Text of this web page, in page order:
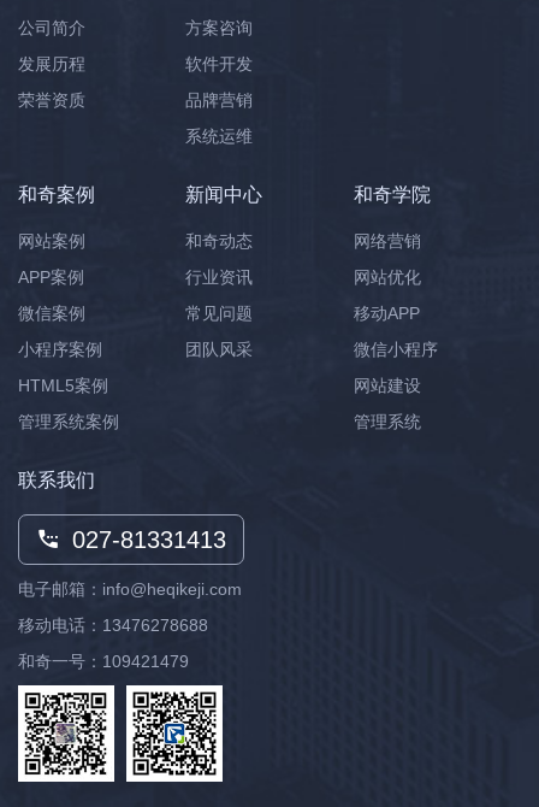
公司简介
发展历程
荣誉资质
方案咨询
软件开发
品牌营销
系统运维
和奇案例
网站案例
APP案例
微信案例
小程序案例
HTML5案例
管理系统案例
新闻中心
和奇动态
行业资讯
常见问题
团队风采
和奇学院
网络营销
网站优化
移动APP
微信小程序
网站建设
管理系统
联系我们
027-81331413
电子邮箱：info@heqikeji.com
移动电话： 13476278688
和奇一号：109421479